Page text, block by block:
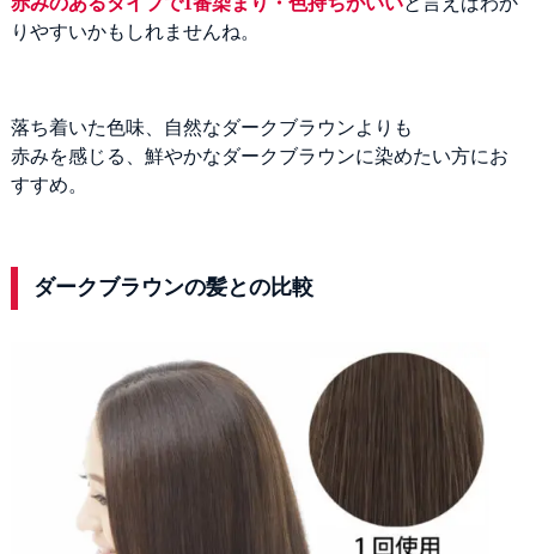
りやすいかもしれませんね。
落ち着いた色味、自然なダークブラウンよりも
赤みを感じる、鮮やかなダークブラウンに染めたい方にお
すすめ。
ダークブラウンの髪との比較